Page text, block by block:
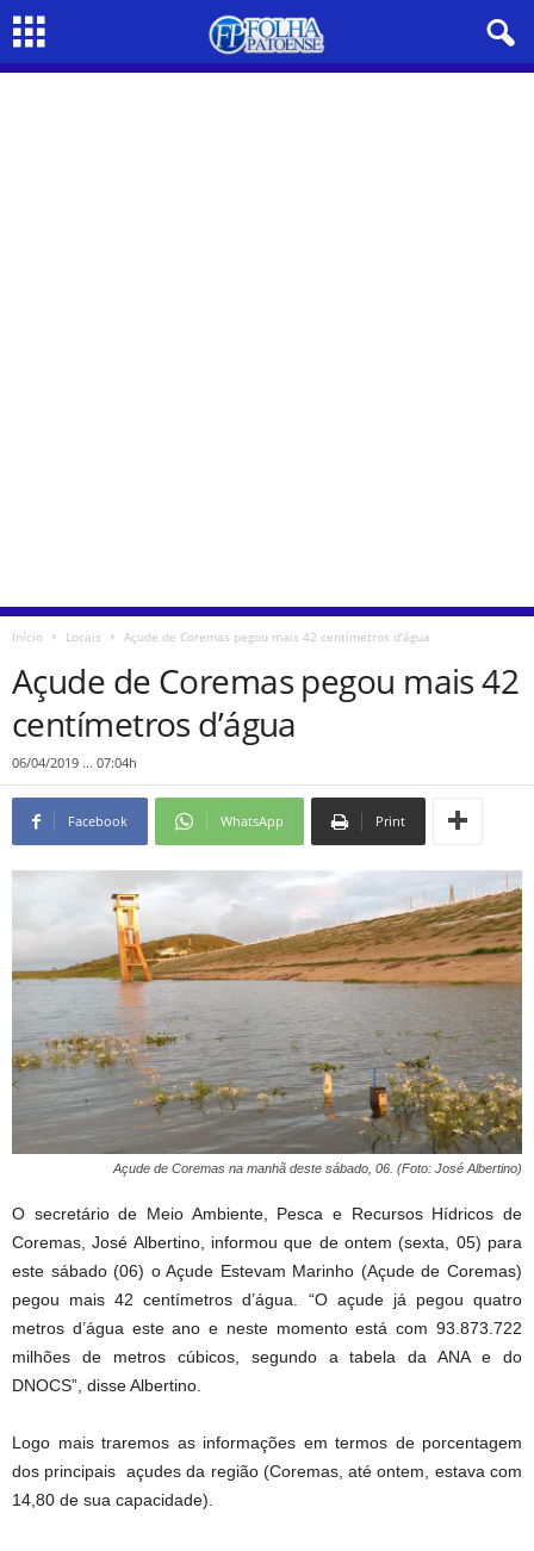
Início Locais Açude de Coremas pegou mais 42 centímetros d’água
Açude de Coremas pegou mais 42
centímetros d’água
06/04/2019 ... 07:04h
Facebook WhatsApp Print
Açude de Coremas na manhã deste sábado, 06. (Foto: José Albertino)
O secretário de Meio Ambiente, Pesca e Recursos Hídricos de
Coremas, José Albertino, informou que de ontem (sexta, 05) para
este sábado (06) o Açude Estevam Marinho (Açude de Coremas)
pegou mais 42 centímetros d’água. “O açude já pegou quatro
metros d’água este ano e neste momento está com 93.873.722
milhões de metros cúbicos, segundo a tabela da ANA e do
DNOCS”, disse Albertino.
Logo mais traremos as informações em termos de porcentagem
dos principais açudes da região (Coremas, até ontem, estava com
14,80 de sua capacidade).